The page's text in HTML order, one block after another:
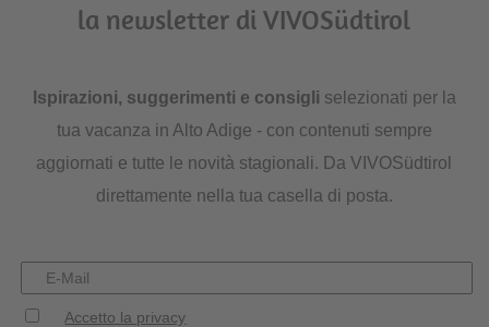
la newsletter di VIVOSüdtirol
Ispirazioni, suggerimenti e consigli selezionati per la
tua vacanza in Alto Adige - con contenuti sempre
aggiornati e tutte le novità stagionali. Da VIVOSüdtirol
direttamente nella tua casella di posta.
Accetto la privacy